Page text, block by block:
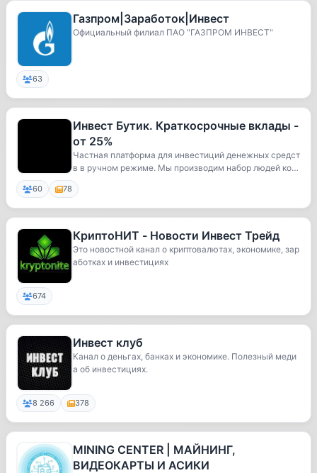
Газпром|Заработок|Инвест
Официальный филиал ПАО "ГАЗПРОМ ИНВЕСТ"
63
Инвест Бутик. Краткосрочные вклады -
от 25%
Частная платформа для инвестиций денежных средст
в в ручном режиме. Мы производим набор людей кот
о...
60 78
КриптоНИТ - Новости Инвест Трейд
Это новостной канал о криптовалютах, экономике, зар
аботках и инвестициях
674
Инвест клуб
Канал о деньгах, банках и экономике. Полезный меди
а об инвестициях.
8 266 378
MINING CENTER | МАЙНИНГ,
ВИДЕОКАРТЫ И АСИКИ